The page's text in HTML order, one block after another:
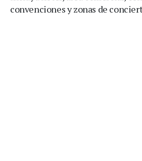
convenciones y zonas de